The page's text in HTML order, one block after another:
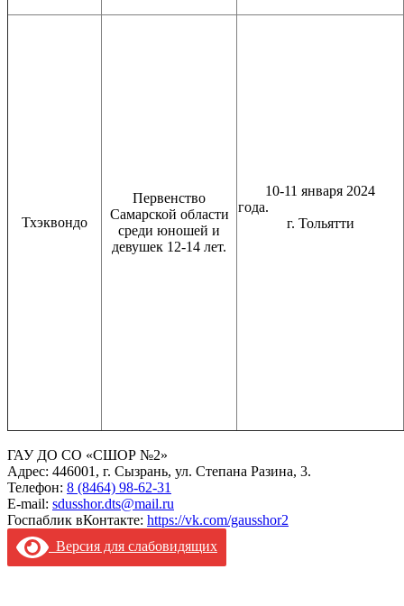
Тхэквондо
Первенство
Самарской области
среди юношей и
девушек 12-14 лет.
10-11 января 2024
года.
г. Тольятти
ГАУ ДО СО «СШОР №2»
Адрес: 446001, г. Сызрань, ул. Степана Разина, 3.
Телефон: 8 (8464) 98-62-31
E-mail: sdusshor.dts@mail.ru
Госпаблик вКонтакте: https://vk.com/gausshor2
Версия для слабовидящих